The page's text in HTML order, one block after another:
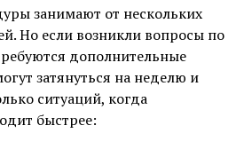
занимают от нескольких
Но если возникли вопросы по
дополнительные
затянуться на неделю и
ситуаций, когда
быстрее: